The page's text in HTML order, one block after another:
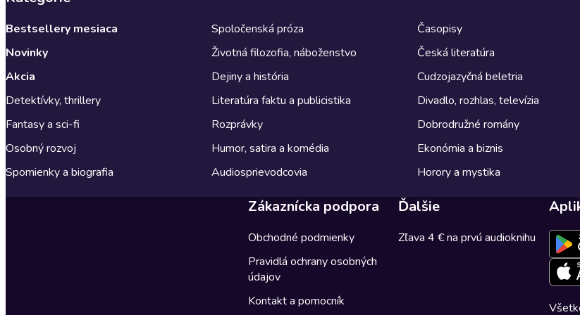
Bestsellery mesiaca
Novinky
Akcia
Detektívky, thrillery
Fantasy a sci-fi
Osobný rozvoj
Spomienky a biografia
Spoločenská próza
Životná filozofia, náboženstvo
Dejiny a história
Literatúra faktu a publicistika
Rozprávky
Humor, satira a komédia
Audiosprievodcovia
Časopisy
Česká literatúra
Cudzojazyčná beletria
Divadlo, rozhlas, televízia
Dobrodružné romány
Ekonómia a biznis
Horory a mystika
Zákaznícka podpora
Obchodné podmienky
Pravidlá ochrany osobných
údajov
Kontakt a pomocník
Ďalšie
Zľava 4 € na prvú audioknihu